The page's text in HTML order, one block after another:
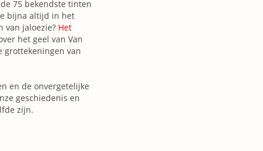
75 bekendste tinten
bijna altijd in het
van jaloezie? Het
het geel van Van
grottekeningen van
en de onvergetelijke
geschiedenis en
zijn.